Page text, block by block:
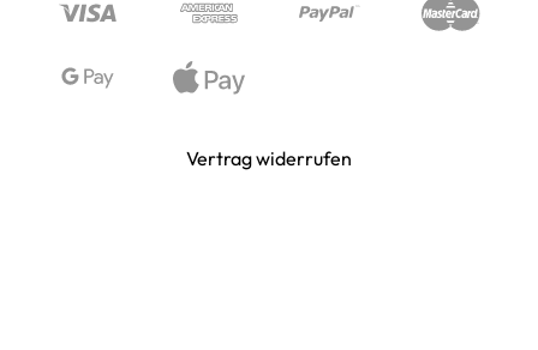
WIKINGER & MITTELALTERWELTEN
Vertrag widerrufen